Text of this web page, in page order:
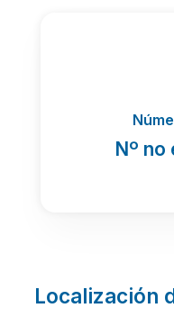
Nº
Localización